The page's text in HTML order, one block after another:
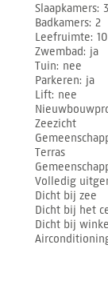
Slaapkamers 3
Badkamers 2
Leefruimte
Zwembad ja
Tuin nee
Parkeren ja
Lift nee
Zeezicht
Terras
Volledig
Dicht bij zee
Dicht bij het
Dicht bij